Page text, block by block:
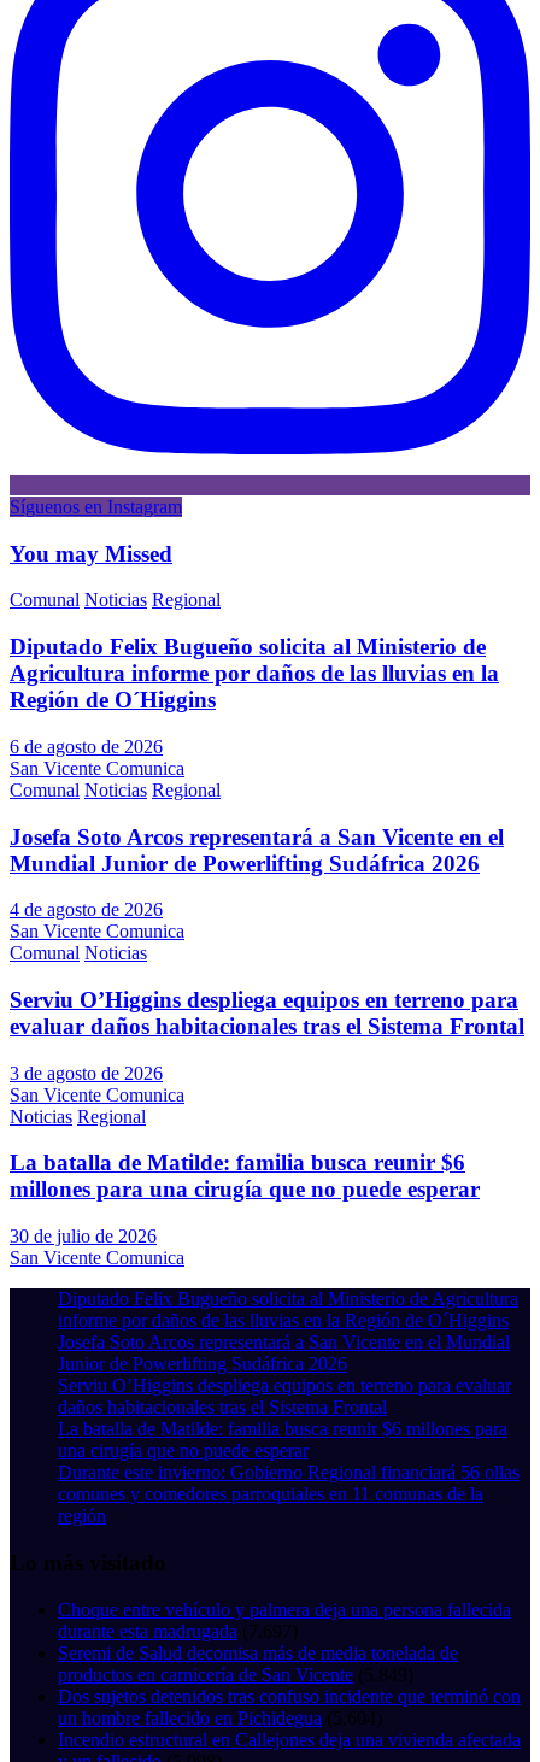
Síguenos en Instagram
You may Missed
Comunal Noticias Regional
Diputado Felix Bugueño solicita al Ministerio de
Agricultura informe por daños de las lluvias en la
Región de O´Higgins
6 de agosto de 2026
San Vicente Comunica
Comunal Noticias Regional
Josefa Soto Arcos representará a San Vicente en el
Mundial Junior de Powerlifting Sudáfrica 2026
4 de agosto de 2026
San Vicente Comunica
Comunal Noticias
Serviu O’Higgins despliega equipos en terreno para
evaluar daños habitacionales tras el Sistema Frontal
3 de agosto de 2026
San Vicente Comunica
Noticias Regional
La batalla de Matilde: familia busca reunir $6
millones para una cirugía que no puede esperar
30 de julio de 2026
San Vicente Comunica
Diputado Felix Bugueño solicita al Ministerio de Agricultura
informe por daños de las lluvias en la Región de O´Higgins
Josefa Soto Arcos representará a San Vicente en el Mundial
Junior de Powerlifting Sudáfrica 2026
Serviu O’Higgins despliega equipos en terreno para evaluar
daños habitacionales tras el Sistema Frontal
La batalla de Matilde: familia busca reunir $6 millones para
una cirugía que no puede esperar
Durante este invierno: Gobierno Regional financiará 56 ollas
comunes y comedores parroquiales en 11 comunas de la
región
Lo más visitado
Choque entre vehículo y palmera deja una persona fallecida
durante esta madrugada (7.697)
Seremi de Salud decomisa más de media tonelada de
productos en carnicería de San Vicente (5.849)
Dos sujetos detenidos tras confuso incidente que terminó con
un hombre fallecido en Pichidegua (5.604)
Incendio estructural en Callejones deja una vivienda afectada